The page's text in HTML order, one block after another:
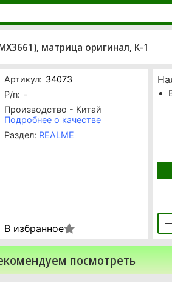
матрица оригинал, К-1
Артикул: 34073
P/n: -
Производство - Китай
Подробнее о качестве
Раздел: REALME
В избранное
посмотреть